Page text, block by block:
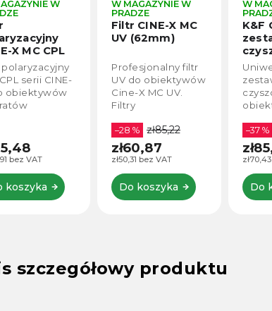
UV (62mm)
W MAGAZYNIE W
PRADZE
zł50,31 bez VAT
zł60,87
Do koszyka
Profesjonalny filtr
UV do obiektywów
Cine-X MC UV.
Filtry
Przepuszczalność
filtra UV do 99,8%.
K&F Concept
zestaw do
obiektywów i
ekranów 4w1
SKU.1618
W MAGAZYNIE W
PRADZE
zł70,43 bez VAT
–37 % zł137,39
zł85,22
Do koszyka
Uniwersalny
zestaw do
czyszczenia
komputerów,
ekranów itp.
szczegółowy produktu